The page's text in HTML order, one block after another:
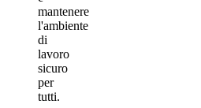
mantenere
l'ambiente
di
lavoro
sicuro
per
tutti.